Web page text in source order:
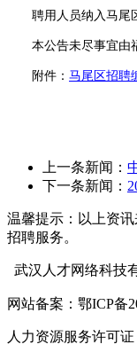
聘用人员纳入马尾区
本公告未尽事宜由福
附件： 马尾区招聘
上一条新闻：
下一条新闻：
温馨提示：以上资
招聘服务。
武汉人才网络科技
网站备案： 鄂ICP备
人力资源服务许可